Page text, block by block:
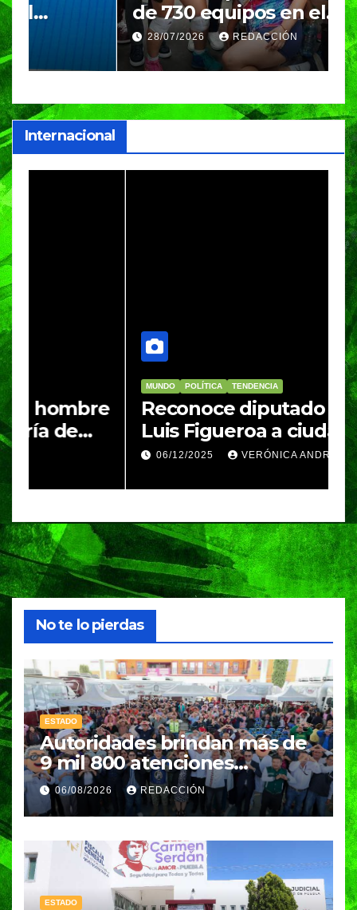
de 730 equipos en el
Festival Máster de Voleibol
REDACCIÓN
Internacional
TENDENCIA
Reconoce diputado José
Luis Figueroa a ciudadanas y
ciudadanos queVERÓNICA ANDRADE CRUZ
No te lo pierdas
ESTADO
Autoridades brindan más de
9 mil 800 atenciones
ciudadanas en Esperanza
06/08/2026 REDACCIÓN
ESTADO